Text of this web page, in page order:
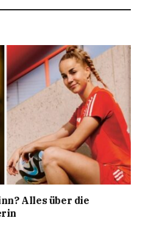
Alles über die